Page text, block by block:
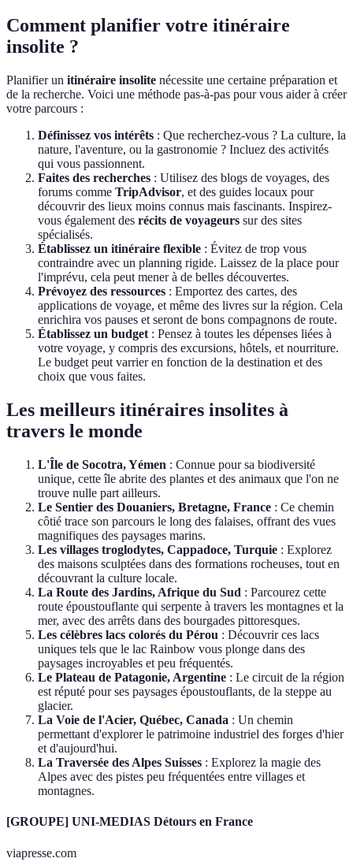
Comment planifier votre itinéraire
insolite ?
Planifier un itinéraire insolite nécessite une certaine préparation et
de la recherche. Voici une méthode pas-à-pas pour vous aider à créer
votre parcours :
Définissez vos intérêts : Que recherchez-vous ? La culture, la
nature, l'aventure, ou la gastronomie ? Incluez des activités
qui vous passionnent.
Faites des recherches : Utilisez des blogs de voyages, des
forums comme TripAdvisor, et des guides locaux pour
découvrir des lieux moins connus mais fascinants. Inspirez-
vous également des récits de voyageurs sur des sites
spécialisés.
Établissez un itinéraire flexible : Évitez de trop vous
contraindre avec un planning rigide. Laissez de la place pour
l'imprévu, cela peut mener à de belles découvertes.
Prévoyez des ressources : Emportez des cartes, des
applications de voyage, et même des livres sur la région. Cela
enrichira vos pauses et seront de bons compagnons de route.
Établissez un budget : Pensez à toutes les dépenses liées à
votre voyage, y compris des excursions, hôtels, et nourriture.
Le budget peut varrier en fonction de la destination et des
choix que vous faites.
Les meilleurs itinéraires insolites à
travers le monde
L'Île de Socotra, Yémen : Connue pour sa biodiversité
unique, cette île abrite des plantes et des animaux que l'on ne
trouve nulle part ailleurs.
Le Sentier des Douaniers, Bretagne, France : Ce chemin
côtié trace son parcours le long des falaises, offrant des vues
magnifiques des paysages marins.
Les villages troglodytes, Cappadoce, Turquie : Explorez
des maisons sculptées dans des formations rocheuses, tout en
découvrant la culture locale.
La Route des Jardins, Afrique du Sud : Parcourez cette
route époustouflante qui serpente à travers les montagnes et la
mer, avec des arrêts dans des bourgades pittoresques.
Les célèbres lacs colorés du Pérou : Découvrir ces lacs
uniques tels que le lac Rainbow vous plonge dans des
paysages incroyables et peu fréquentés.
Le Plateau de Patagonie, Argentine : Le circuit de la région
est réputé pour ses paysages époustouflants, de la steppe au
glacier.
La Voie de l'Acier, Québec, Canada : Un chemin
permettant d'explorer le patrimoine industriel des forges d'hier
et d'aujourd'hui.
La Traversée des Alpes Suisses : Explorez la magie des
Alpes avec des pistes peu fréquentées entre villages et
montagnes.
[GROUPE] UNI-MEDIAS Détours en France
viapresse.com